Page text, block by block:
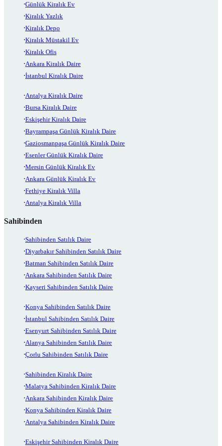
Günlük Kiralık Ev
Kiralık Yazlık
Kiralık Depo
Kiralık Müstakil Ev
Kiralık Ofis
Ankara Kiralık Daire
İstanbul Kiralık Daire
Antalya Kiralık Daire
Bursa Kiralık Daire
Eskişehir Kiralık Daire
Bayrampaşa Günlük Kiralık Daire
Gaziosmanpaşa Günlük Kiralık Daire
Esenler Günlük Kiralık Daire
Mersin Günlük Kiralık Ev
Ankara Günlük Kiralık Ev
Fethiye Kiralık Villa
Antalya Kiralık Villa
Sahibinden
Sahibinden Satılık Daire
Diyarbakır Sahibinden Satılık Daire
Batman Sahibinden Satılık Daire
Ankara Sahibinden Satılık Daire
Kayseri Sahibinden Satılık Daire
Konya Sahibinden Satılık Daire
İstanbul Sahibinden Satılık Daire
Esenyurt Sahibinden Satılık Daire
Alanya Sahibinden Satılık Daire
Çorlu Sahibinden Satılık Daire
Sahibinden Kiralık Daire
Malatya Sahibinden Kiralık Daire
Ankara Sahibinden Kiralık Daire
Konya Sahibinden Kiralık Daire
Antalya Sahibinden Kiralık Daire
Eskişehir Sahibinden Kiralık Daire